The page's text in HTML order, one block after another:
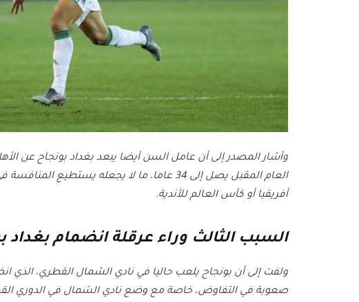
العام المقبل يصل إلى 34 عاما، ما لا يجعله
أفريقيا أو كأس العالم للأندية.
السبب الثالث وراء عرقلة انضمام بغداد
ولفت إلى أن بونجاح يلعب حاليا في نادي الشمال القطري،
صعوبة في التفاوض، خاصة مع وضع نادي الشمال في الدوري